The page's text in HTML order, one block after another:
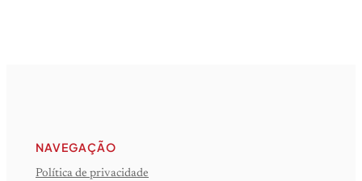
NAVEGAÇÃO
Política de privacidade